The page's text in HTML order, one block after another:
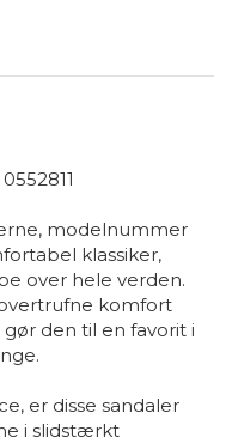
modelnummer
klassiker,
over hele verden.
komfort
den til en favorit i
er disse sandaler
i slidstærkt